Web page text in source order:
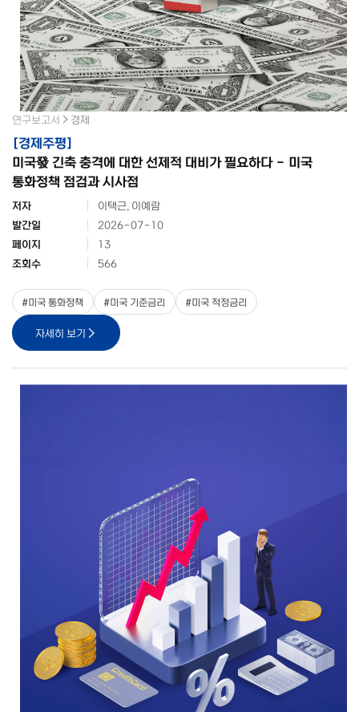
연구보고서 경제
[경제주평]
미국發 긴축 충격에 대한 선제적 대비가 필요하다 - 미국
통화정책 점검과 시사점
저자
이택근, 이예람
발간일
2026-07-10
페이지
13
조회수
566
#미국 통화정책 #미국 기준금리 #미국 적정금리
자세히 보기